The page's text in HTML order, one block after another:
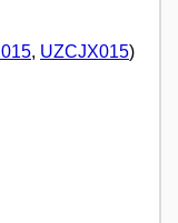
, UZCJX015)